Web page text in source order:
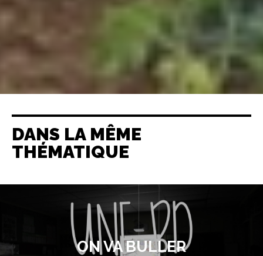
DANS LA MÊME
THÉMATIQUE
ON VA BULLER